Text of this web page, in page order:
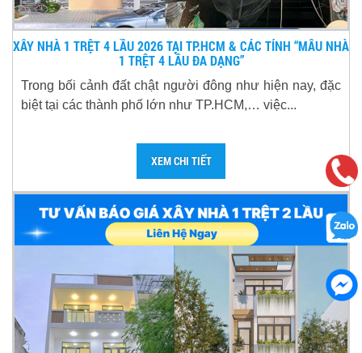
XÂY NHÀ 1 TRỆT 4 LẦU 2026 TẠI TP.HCM & CÁC TỈNH “MẪU NHÀ
1 TRỆT 4 LẦU ĐA DẠNG”
Trong bối cảnh đất chật người đông như hiện nay, đặc
biệt tại các thành phố lớn như TP.HCM,… việc...
XEM CHI TIẾT